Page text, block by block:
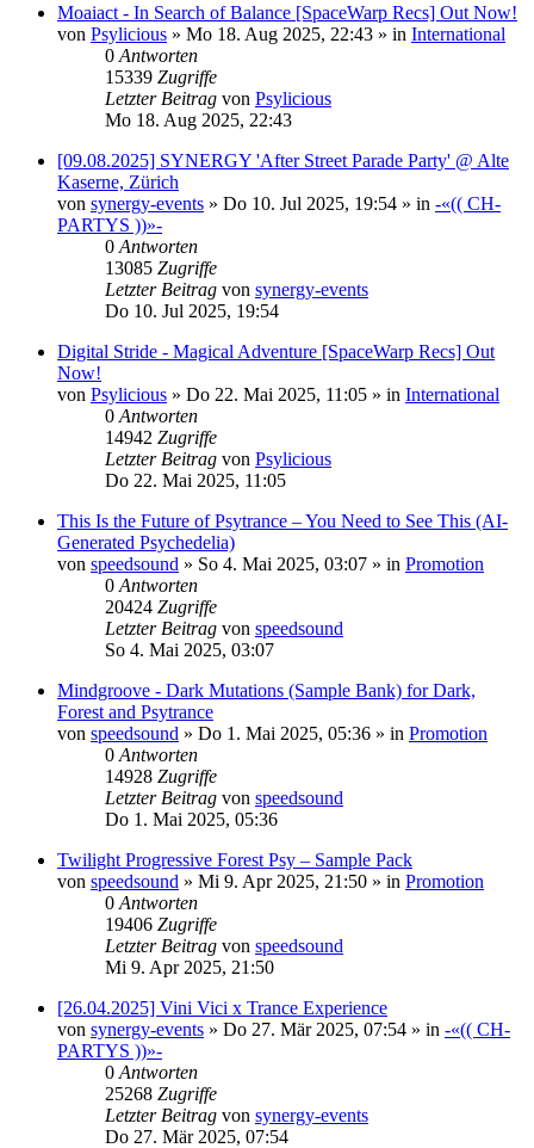
Moaiact - In Search of Balance [SpaceWarp Recs] Out Now!
von Psylicious » Mo 18. Aug 2025, 22:43 » in International
0 Antworten
15339 Zugriffe
Letzter Beitrag von Psylicious
Mo 18. Aug 2025, 22:43
[09.08.2025] SYNERGY 'After Street Parade Party' @ Alte
Kaserne, Zürich
von synergy-events » Do 10. Jul 2025, 19:54 » in -«(( CH-
PARTYS ))»-
0 Antworten
13085 Zugriffe
Letzter Beitrag von synergy-events
Do 10. Jul 2025, 19:54
Digital Stride - Magical Adventure [SpaceWarp Recs] Out
Now!
von Psylicious » Do 22. Mai 2025, 11:05 » in International
0 Antworten
14942 Zugriffe
Letzter Beitrag von Psylicious
Do 22. Mai 2025, 11:05
This Is the Future of Psytrance – You Need to See This (AI-
Generated Psychedelia)
von speedsound » So 4. Mai 2025, 03:07 » in Promotion
0 Antworten
20424 Zugriffe
Letzter Beitrag von speedsound
So 4. Mai 2025, 03:07
Mindgroove - Dark Mutations (Sample Bank) for Dark,
Forest and Psytrance
von speedsound » Do 1. Mai 2025, 05:36 » in Promotion
0 Antworten
14928 Zugriffe
Letzter Beitrag von speedsound
Do 1. Mai 2025, 05:36
Twilight Progressive Forest Psy – Sample Pack
von speedsound » Mi 9. Apr 2025, 21:50 » in Promotion
0 Antworten
19406 Zugriffe
Letzter Beitrag von speedsound
Mi 9. Apr 2025, 21:50
[26.04.2025] Vini Vici x Trance Experience
von synergy-events » Do 27. Mär 2025, 07:54 » in -«(( CH-
PARTYS ))»-
0 Antworten
25268 Zugriffe
Letzter Beitrag von synergy-events
Do 27. Mär 2025, 07:54